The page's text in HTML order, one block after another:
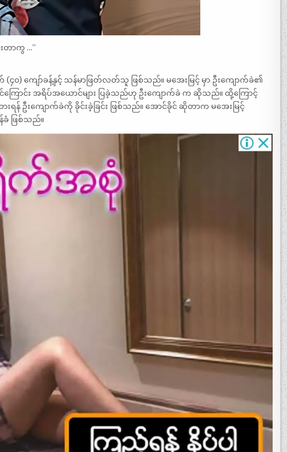
တာကွ …”
(၄၀) ကျော်ခန့်နှင့် သန်မာဖြတ်လတ်သူ ဖြစ်သည်။ မအေးမြင့် မှာ ဦးကျောက်ခဲ၏
ကြောင်း အရိပ်အယောင်များ ပြခဲ့သည်ဟု ဦးကျောက်ခဲ က ဆိုသည်။ ထို့ကြောင့်
းရန် ဦးကျောက်ခဲကို ခိုင်းခဲ့ခြင်း ဖြစ်သည်။ အောင်ခိုင် ဆိုတာက မအေးမြင့်
ခံ ဖြစ်သည်။